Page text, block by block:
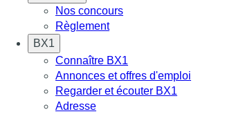
Nos concours
Règlement
BX1
Connaître BX1
Annonces et offres d'emploi
Regarder et écouter BX1
Adresse